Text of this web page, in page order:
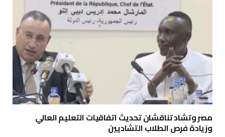
مصر وتشاد تناقشان تحديث اتفاقيات التعليم العالي
وزيادة فرص الطلاب التشاديين